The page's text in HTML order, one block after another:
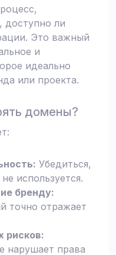
доступно ли
Это важный
и
идеально
или проекта.
домены?
Убедиться,
используется.
бренду:
точно отражает
рисков:
нарушает права